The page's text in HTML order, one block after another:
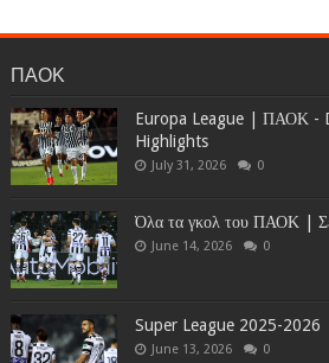
ΠΑΟΚ
Europa League | ΠΑΟΚ -
Highlights
July 31, 2026 0
Όλα τα γκολ του ΠΑΟΚ |
June 14, 2026 0
Super League 2025-
June 13, 2026 0